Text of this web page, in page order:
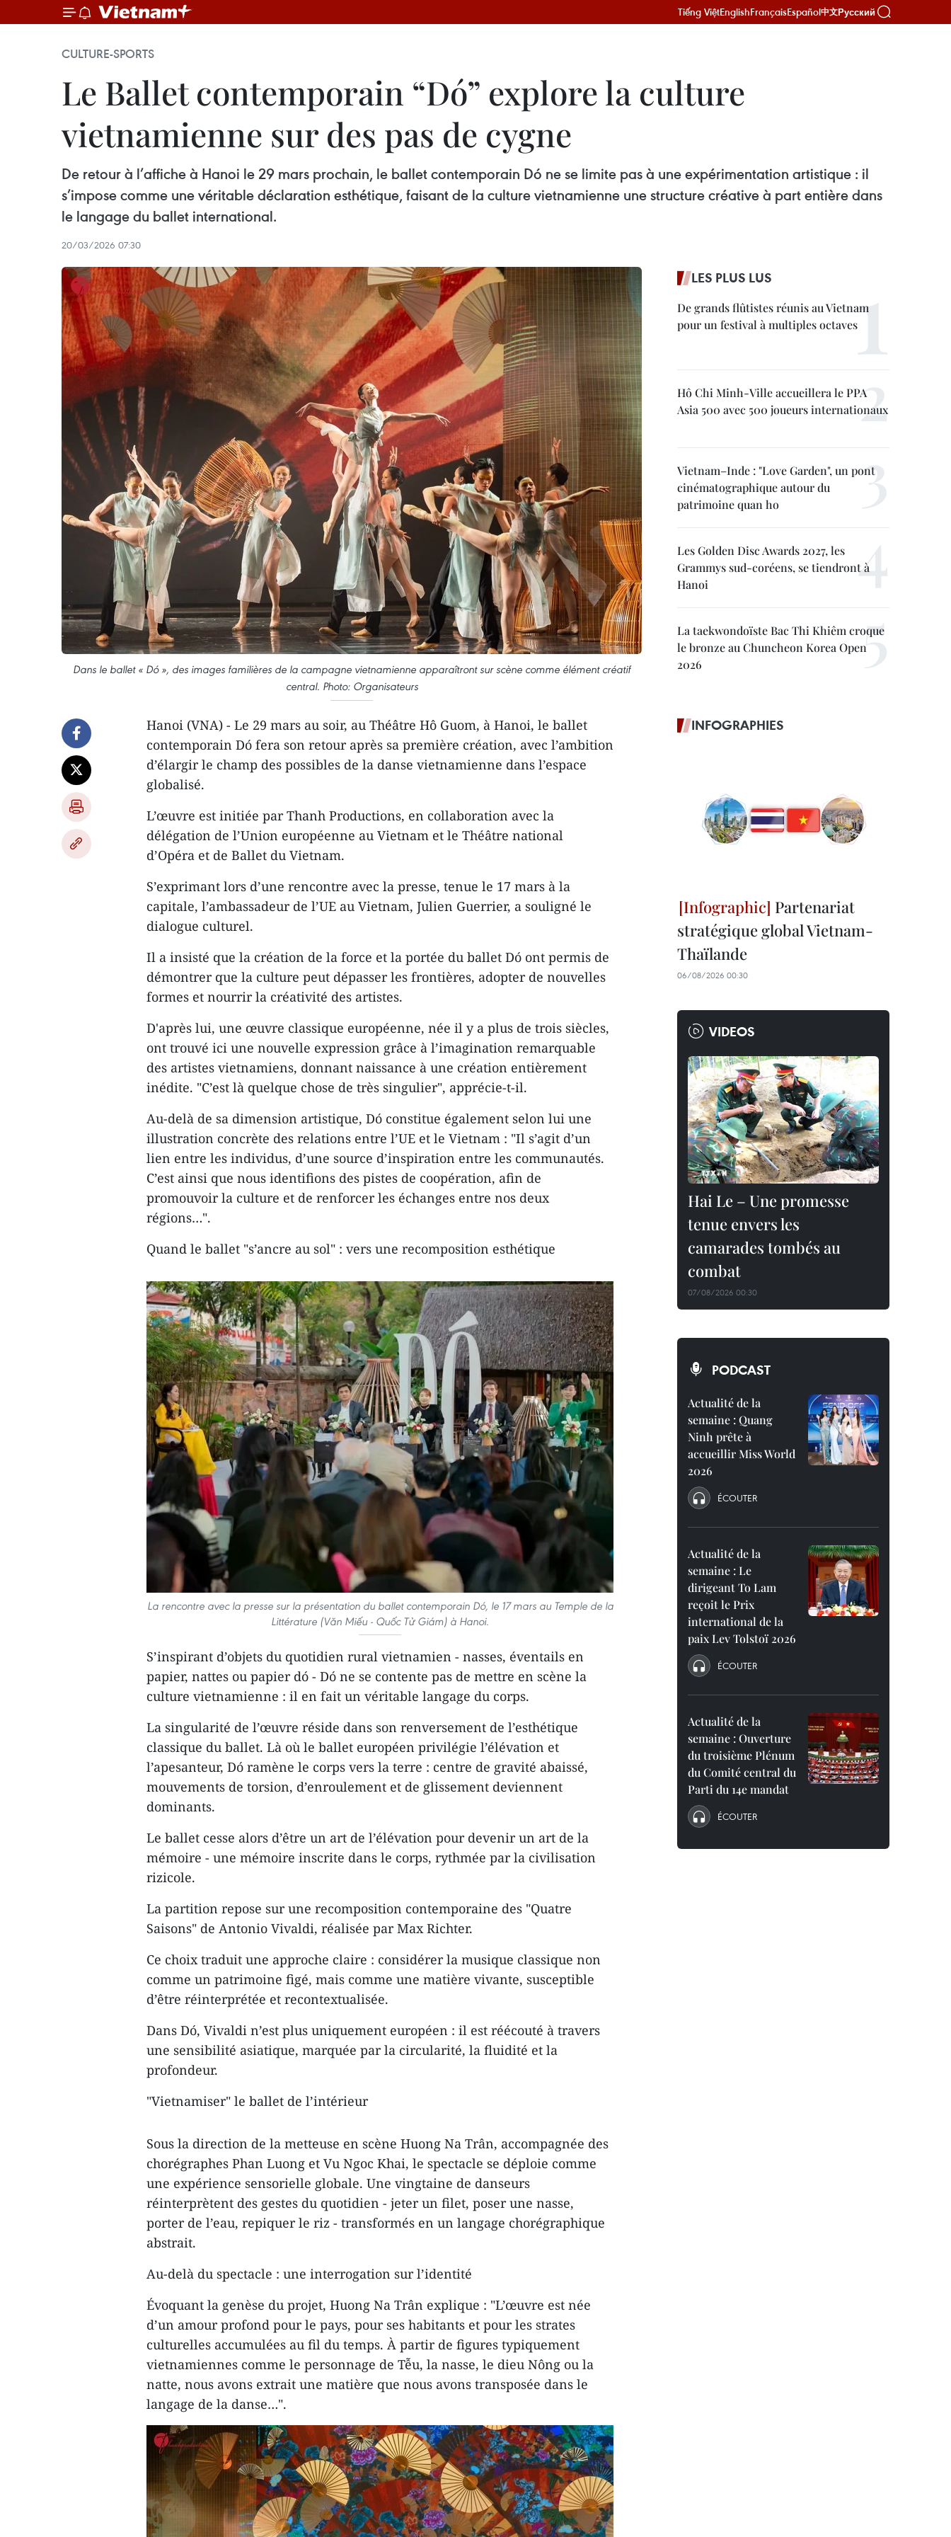
Tiếng ViệtEnglishFrançaisEspañol中文Русский
CULTURE-SPORTS
Le Ballet contemporain “Dó” explore la culture
vietnamienne sur des pas de cygne
De retour à l’affiche à Hanoi le 29 mars prochain, le ballet contemporain Dó ne se limite pas à une expérimentation artistique : il
s’impose comme une véritable déclaration esthétique, faisant de la culture vietnamienne une structure créative à part entière dans
le langage du ballet international.
20/03/2026 07:30
Dans le ballet « Dó », des images familières de la campagne vietnamienne apparaîtront sur scène comme élément créatif
central. Photo: Organisateurs
Hanoi (VNA) - Le 29 mars au soir, au Théâtre Hô Guom, à Hanoi, le ballet
contemporain Dó fera son retour après sa première création, avec l’ambition
d’élargir le champ des possibles de la danse vietnamienne dans l’espace
globalisé.
L’œuvre est initiée par Thanh Productions, en collaboration avec la
délégation de l’Union européenne au Vietnam et le Théâtre national
d’Opéra et de Ballet du Vietnam.
S’exprimant lors d’une rencontre avec la presse, tenue le 17 mars à la
capitale, l’ambassadeur de l’UE au Vietnam, Julien Guerrier, a souligné le
dialogue culturel.
Il a insisté que la création de la force et la portée du ballet Dó ont permis de
démontrer que la culture peut dépasser les frontières, adopter de nouvelles
formes et nourrir la créativité des artistes.
D'après lui, une œuvre classique européenne, née il y a plus de trois siècles,
ont trouvé ici une nouvelle expression grâce à l’imagination remarquable
des artistes vietnamiens, donnant naissance à une création entièrement
inédite. "C’est là quelque chose de très singulier", apprécie-t-il.
Au-delà de sa dimension artistique, Dó constitue également selon lui une
illustration concrète des relations entre l’UE et le Vietnam : "Il s’agit d’un
lien entre les individus, d’une source d’inspiration entre les communautés.
C’est ainsi que nous identifions des pistes de coopération, afin de
promouvoir la culture et de renforcer les échanges entre nos deux
régions…".
Quand le ballet "s’ancre au sol" : vers une recomposition esthétique
La rencontre avec la presse sur la présentation du ballet contemporain Dó, le 17 mars au Temple de la
Littérature (Văn Miếu - Quốc Tử Giám) à Hanoi.
S’inspirant d’objets du quotidien rural vietnamien - nasses, éventails en
papier, nattes ou papier dó - Dó ne se contente pas de mettre en scène la
culture vietnamienne : il en fait un véritable langage du corps.
La singularité de l’œuvre réside dans son renversement de l’esthétique
classique du ballet. Là où le ballet européen privilégie l’élévation et
l’apesanteur, Dó ramène le corps vers la terre : centre de gravité abaissé,
mouvements de torsion, d’enroulement et de glissement deviennent
dominants.
Le ballet cesse alors d’être un art de l’élévation pour devenir un art de la
mémoire - une mémoire inscrite dans le corps, rythmée par la civilisation
rizicole.
La partition repose sur une recomposition contemporaine des "Quatre
Saisons" de Antonio Vivaldi, réalisée par Max Richter.
Ce choix traduit une approche claire : considérer la musique classique non
comme un patrimoine figé, mais comme une matière vivante, susceptible
d’être réinterprétée et recontextualisée.
Dans Dó, Vivaldi n’est plus uniquement européen : il est réécouté à travers
une sensibilité asiatique, marquée par la circularité, la fluidité et la
profondeur.
"Vietnamiser" le ballet de l’intérieur
Sous la direction de la metteuse en scène Huong Na Trân, accompagnée des
chorégraphes Phan Luong et Vu Ngoc Khai, le spectacle se déploie comme
une expérience sensorielle globale. Une vingtaine de danseurs
réinterprètent des gestes du quotidien - jeter un filet, poser une nasse,
porter de l’eau, repiquer le riz - transformés en un langage chorégraphique
abstrait.
Au-delà du spectacle : une interrogation sur l’identité
Évoquant la genèse du projet, Huong Na Trân explique : "L’œuvre est née
d’un amour profond pour le pays, pour ses habitants et pour les strates
culturelles accumulées au fil du temps. À partir de figures typiquement
vietnamiennes comme le personnage de Tễu, la nasse, le dieu Nông ou la
natte, nous avons extrait une matière que nous avons transposée dans le
langage de la danse…".
LES PLUS LUS
De grands flûtistes réunis au Vietnam
pour un festival à multiples octaves
Hô Chi Minh-Ville accueillera le PPA
Asia 500 avec 500 joueurs internationaux
Vietnam–Inde : "Love Garden", un pont
cinématographique autour du
patrimoine quan ho
Les Golden Disc Awards 2027, les
Grammys sud-coréens, se tiendront à
Hanoi
La taekwondoïste Bac Thi Khiêm croque
le bronze au Chuncheon Korea Open
2026
INFOGRAPHIES
Partenariat
stratégique global Vietnam-
Thaïlande
06/08/2026 00:30
VIDEOS
Hai Le – Une promesse
tenue envers les
camarades tombés au
combat
07/08/2026 00:30
PODCAST
Actualité de la
semaine : Quang
Ninh prête à
accueillir Miss World
2026
ÉCOUTER
Actualité de la
semaine : Le
dirigeant To Lam
reçoit le Prix
international de la
paix Lev Tolstoï 2026
ÉCOUTER
Actualité de la
semaine : Ouverture
du troisième Plénum
du Comité central du
Parti du 14e mandat
ÉCOUTER